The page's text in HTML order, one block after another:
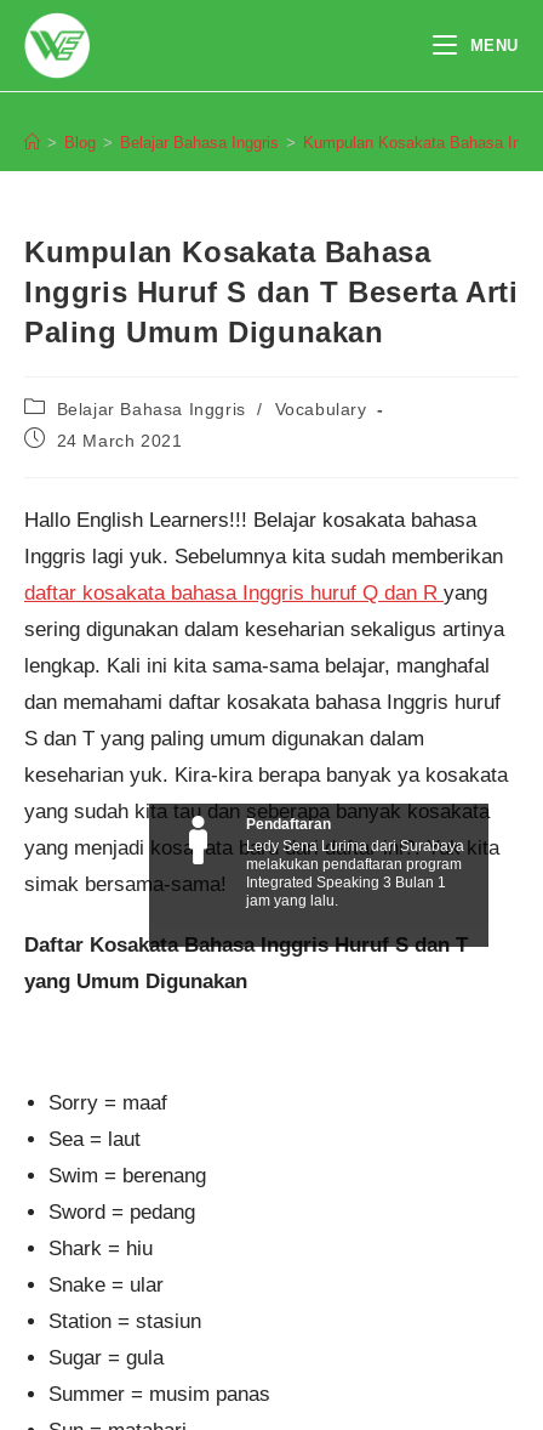
content
MENU
> Blog > Belajar Bahasa Inggris > Kumpulan Kosakata Bahasa
Kumpulan Kosakata Bahasa
Inggris Huruf S dan T Beserta Arti
Paling Umum Digunakan
Post
category:
Belajar Bahasa Inggris /
Vocabulary
Post24 March 2021
Hallo English Learners!!! Belajar kosakata bahasa
Inggris lagi yuk. Sebelumnya kita sudah memberikan
daftar kosakata bahasa Inggris huruf Q dan R yang
sering digunakan dalam keseharian sekaligus artinya
lengkap. Kali ini kita sama-sama belajar, manghafal
dan memahami daftar kosakata bahasa Inggris huruf
S dan T yang paling umum digunakan dalam
keseharian yuk. Kira-kira berapa banyak ya kosakata
yang sudah kita tau dan seberapa banyak kosakata
yang menjadi kosakata baru dari daftar ini?. Yuk kita
simak bersama-sama!
Daftar Kosakata Bahasa Inggris Huruf S dan T
yang Umum Digunakan
Sorry = maaf
Sea = laut
Swim = berenang
Sword = pedang
Shark = hiu
Snake = ular
Station = stasiun
Sugar = gula
Summer = musim panas
Pendaftaran
Ledy Sena Lurima dari Surabaya
melakukan pendaftaran program
Integrated Speaking 3 Bulan 1
jam yang lalu.